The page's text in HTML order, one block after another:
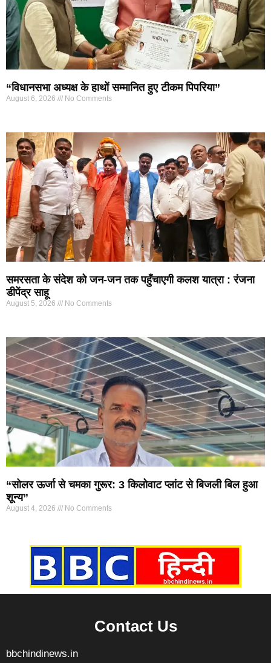
“विधानसभा अध्यक्ष के हाथों सम्मानित हुए टीकम पिपरिया”
August 6, 2026 No Comments
समरसता के संदेश को जन-जन तक पहुँचाएगी कलश यात्रा : रंजना
डीपेंद्र साहू
August 5, 2026 No Comments
“सोलर ऊर्जा से चमका गुरूर: 3 किलोवाट प्लांट से बिजली बिल हुआ
शून्य”
August 4, 2026 No Comments
Contact Us
bbchindinews.in